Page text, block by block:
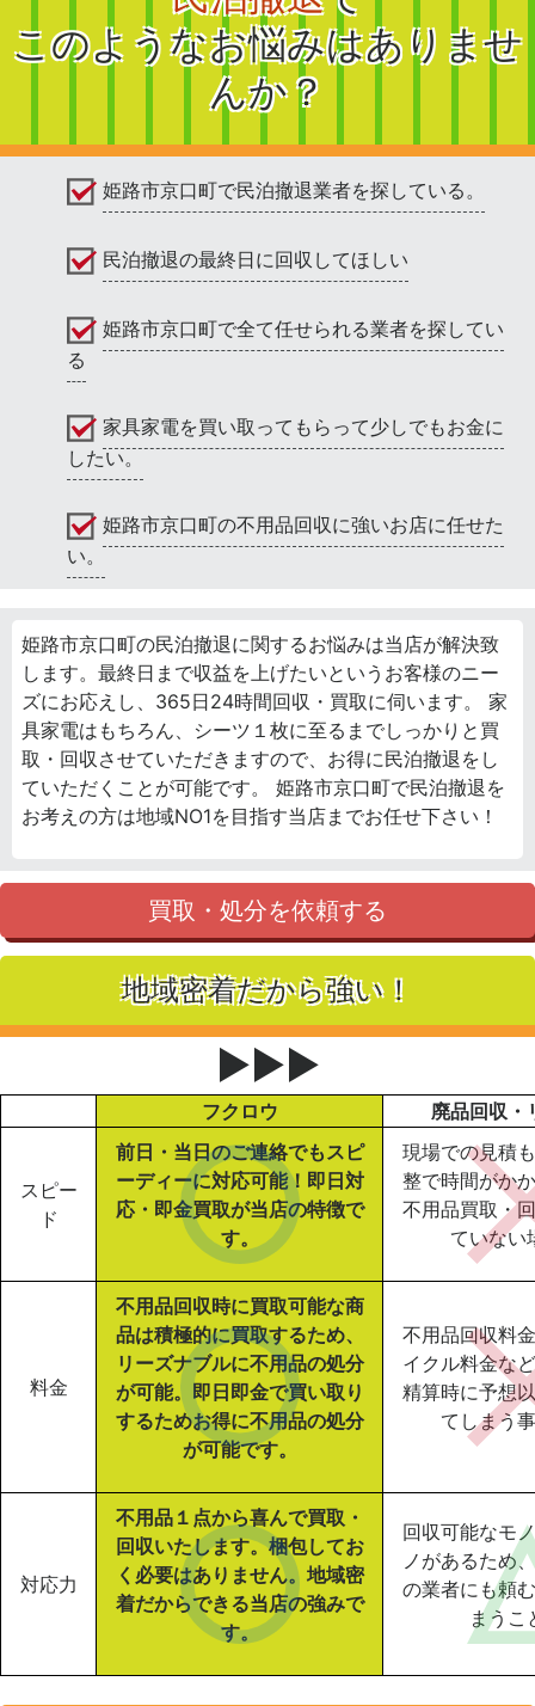
このようなお悩みはありませ
んか？
姫路市京口町で民泊撤退業者を探している。
民泊撤退の最終日に回収してほしい
姫路市京口町で全て任せられる業者を探してい
る
家具家電を買い取ってもらって少しでもお金に
したい。
姫路市京口町の不用品回収に強いお店に任せた
い。
姫路市京口町の民泊撤退に関するお悩みは当店が解決致
します。最終日まで収益を上げたいというお客様のニー
ズにお応えし、365日24時間回収・買取に伺います。 家
具家電はもちろん、シーツ１枚に至るまでしっかりと買
取・回収させていただきますので、お得に民泊撤退をし
ていただくことが可能です。 姫路市京口町で民泊撤退を
お考えの方は地域NO1を目指す当店までお任せ下さい！
買取・処分を依頼する
地域密着だから強い！
▶▶▶
フクロウ 廃品回収・
スピー
ド
前日・当日のご連絡でもスピ
ーディーに対応可能！即日対
応・即金買取が当店の特徴で
す。
現場での見積
整で時間がか
不用品買取・
ていない
料金
不用品回収時に買取可能な商
品は積極的に買取するため、
リーズナブルに不用品の処分
が可能。即日即金で買い取り
するためお得に不用品の処分
が可能です。
不用品回収料
イクル料金な
精算時に予想
てしまう
対応力
不用品１点から喜んで買取・
回収いたします。梱包してお
く必要はありません。地域密
着だからできる当店の強みで
す。
回収可能なモ
ノがあるため
の業者にも頼
まうこ